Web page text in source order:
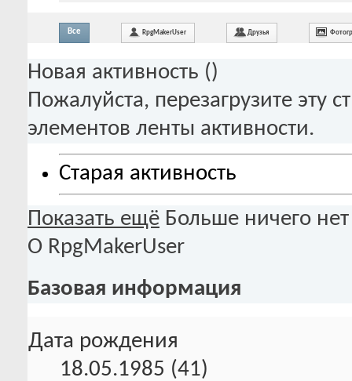
Все RpgMakerUser Друзья
Новая активность ()
Пожалуйста, перезагрузите эту
элементов ленты активности.
Старая активность
Показать ещё Больше ничего нет
О RpgMakerUser
Базовая информация
Дата рождения
18.05.1985 (41)